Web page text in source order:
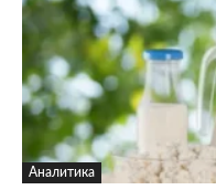
Аналитика